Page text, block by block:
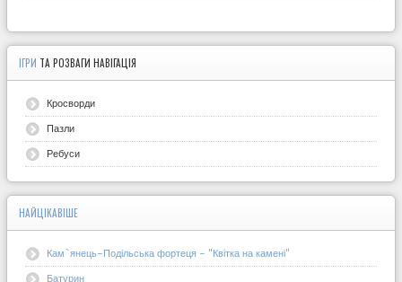
ІГРИ ТА РОЗВАГИ НАВІГАЦІЯ
Кросворди
Пазли
Ребуси
НАЙЦІКАВІШЕ
Кам`янець-Подільська фортеця - "Квітка на камені"
Батурин